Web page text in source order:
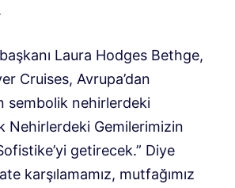
Laura Hodges Bethge,
Cruises, Avrupa’dan
sembolik nehirlerdeki
Nehirlerdeki Gemilerimizin
getirecek.” Diye
karşılamamız, mutfağımız